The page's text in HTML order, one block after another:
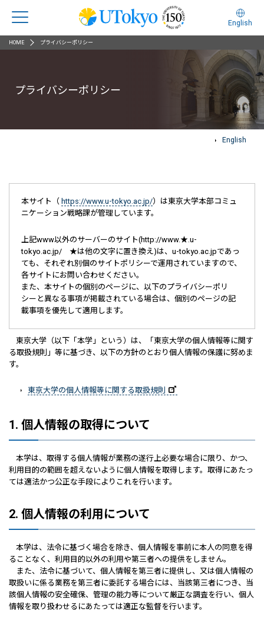
English
HOME プライバシーポリシー
プライバシーポリシー
English
本サイト（ https://www.u-tokyo.ac.jp/）は東京大学本部コミュ
ニケーション戦略課が管理しています。
上記www以外のサーバーのサイト(http://www.★.u-
tokyo.ac.jp/ ★は他の文字に置き換え)は、u-tokyo.ac.jpであっ
ても、それぞれ別個のサイトポリシーで運用されていますので、
各サイトにお問い合わせください。
また、本サイトの個別のページに、以下のプライバシーポリ
シーと異なる事項が掲載されている場合は、個別のページの記
載事項を優先して適用します。
東京大学（以下「本学」という）は、「東京大学の個人情報等に関す
る取扱規則」等に基づき、以下の方針のとおり個人情報の保護に努めま
す。
東京大学の個人情報等に関する取扱規則
1. 個人情報の取得について
本学は、取得する個人情報が業務の遂行上必要な場合に限り、かつ、
利用目的の範囲を超えないように個人情報を取得します。取得にあたっ
ては適法かつ公正な手段によりこれを行います。
2. 個人情報の利用について
本学は、法令に基づく場合を除き、個人情報を事前に本人の同意を得
ることなく、利用目的以外の利用や第三者への提供をしません。
また、法令に基づいて、個人情報を第三者に提供し、又は個人情報の
取扱いに係る業務を第三者に委託する場合には、当該第三者につき、当
該個人情報の安全確保、管理の能力等について厳正な調査を行い、個人
情報を取り扱わせるにあたっては適正な監督を行います。